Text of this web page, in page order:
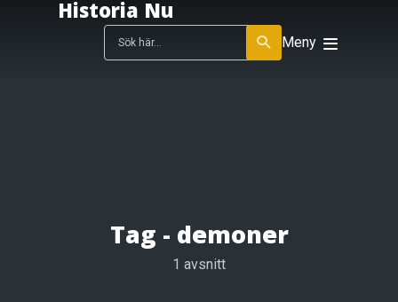
Historia Nu
Meny
Tag - demoner
1 avsnitt